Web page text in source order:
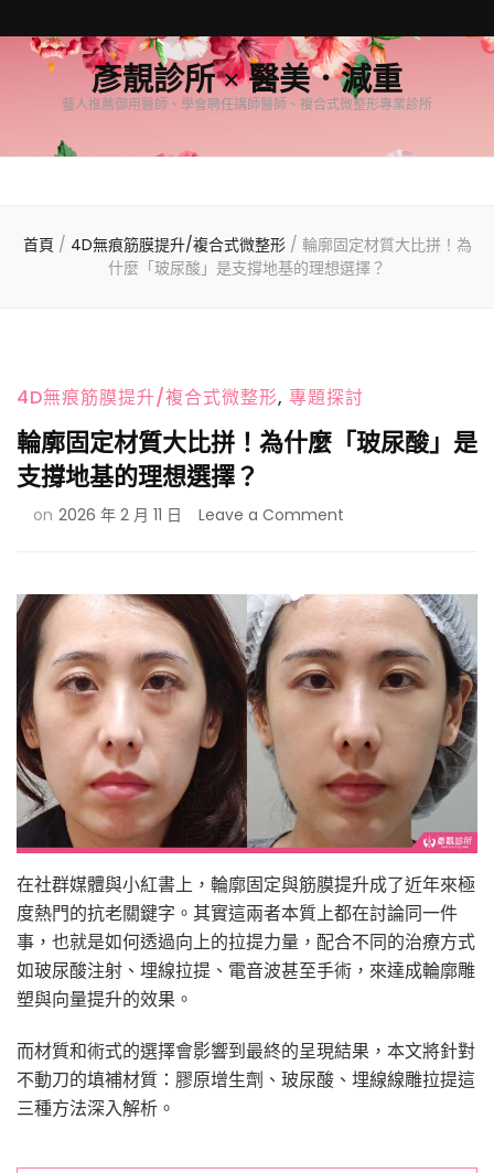
彥靚診所 × 醫美．減重
藝人推薦御用醫師、學會聘任講師醫師、複合式微整形專業診所
首頁 / 4D無痕筋膜提升/複合式微整形 / 輪廓固定材質大比拼！為
什麼「玻尿酸」是支撐地基的理想選擇？
4D無痕筋膜提升/複合式微整形, 專題探討
輪廓固定材質大比拼！為什麼「玻尿酸」是
支撐地基的理想選擇？
on 2026 年 2 月 11 日 Leave a Comment
定
材
質
大
比
拼！
為
什
麼
「玻
酸」
是
支
撐
地
基
想
選
擇？
在社群媒體與小紅書上，輪廓固定與筋膜提升成了近年來極
度熱門的抗老關鍵字。其實這兩者本質上都在討論同一件
事，也就是如何透過向上的拉提力量，配合不同的治療方式
如玻尿酸注射、埋線拉提、電音波甚至手術，來達成輪廓雕
塑與向量提升的效果。
而材質和術式的選擇會影響到最終的呈現結果，本文將針對
不動刀的填補材質：膠原增生劑、玻尿酸、埋線線雕拉提這
三種方法深入解析。